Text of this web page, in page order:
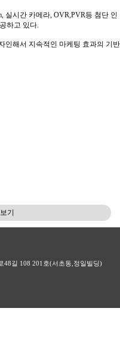
실시간 카메라, OVR,PVR등 첨단 인
하고 있다.
인해서 지속적인 마케팅 효과의 기반
기
48길 108 201호(서초동,정일빌딩)